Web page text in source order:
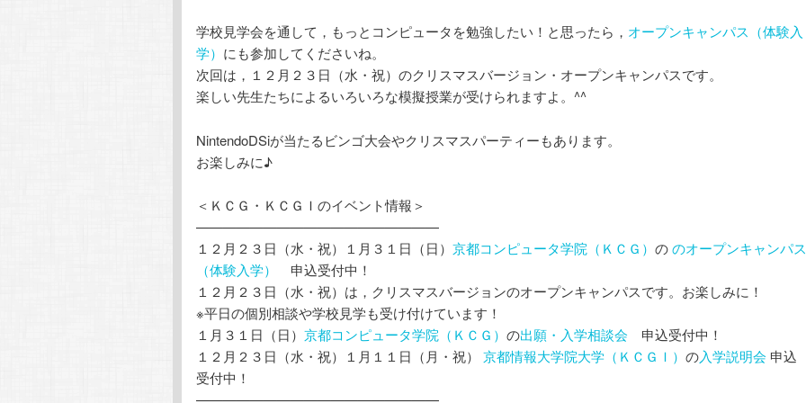
学校見学会を通して，もっとコンピュータを勉強したい！と思ったら， オープンキャンパス（体験入
学） にも参加してくださいね。
次回は，１２月２３日（水・祝）のクリスマスバージョン・オープンキャンパスです。
楽しい先生たちによるいろいろな模擬授業が受けられますよ。^^
NintendoDSiが当たるビンゴ大会やクリスマスパーティーもあります。
お楽しみに♪
＜ＫＣＧ・ＫＣＧＩのイベント情報＞
——————————————————
１２月２３日（水・祝）１月３１日（日） 京都コンピュータ学院（ＫＣＧ） ののオープンキャンパス
（体験入学）
申込受付中！
１２月２３日（水・祝）は，クリスマスバージョンのオープンキャンパスです。お楽しみに！
※平日の個別相談や学校見学も受け付けています！
１月３１日（日） 京都コンピュータ学院（ＫＣＧ） の出願・入学相談会 申込受付中！
１２月２３日（水・祝）１月１１日（月・祝） 京都情報大学院大学（ＫＣＧＩ） の入学説明会 申込
受付中！
——————————————————